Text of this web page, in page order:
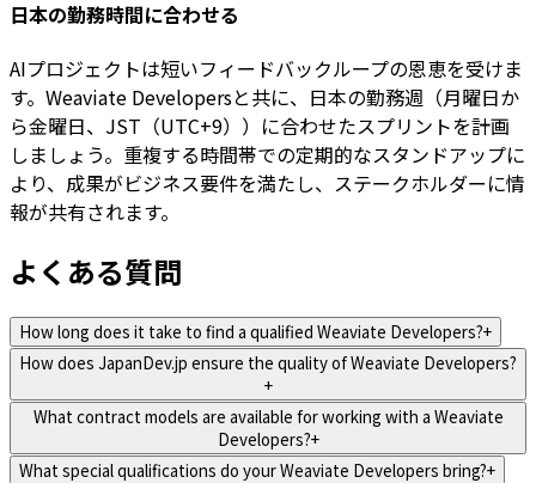
日本の勤務時間に合わせる
AIプロジェクトは短いフィードバックループの恩恵を受けま
す。Weaviate Developersと共に、日本の勤務週（月曜日か
ら金曜日、JST（UTC+9））に合わせたスプリントを計画
しましょう。重複する時間帯での定期的なスタンドアップに
より、成果がビジネス要件を満たし、ステークホルダーに情
報が共有されます。
よくある質問
How long does it take to find a qualified Weaviate Developers?+
How does JapanDev.jp ensure the quality of Weaviate Developers?
+
What contract models are available for working with a Weaviate
Developers?+
What special qualifications do your Weaviate Developers bring?+